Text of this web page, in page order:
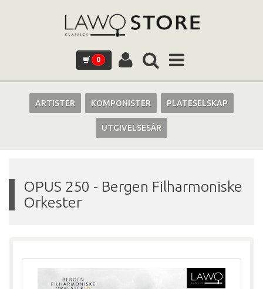
0
ARTISTER KOMPONISTER PLATESELSKAP
UTGIVELSESÅR
OPUS 250 - Bergen Filharmoniske
Orkester